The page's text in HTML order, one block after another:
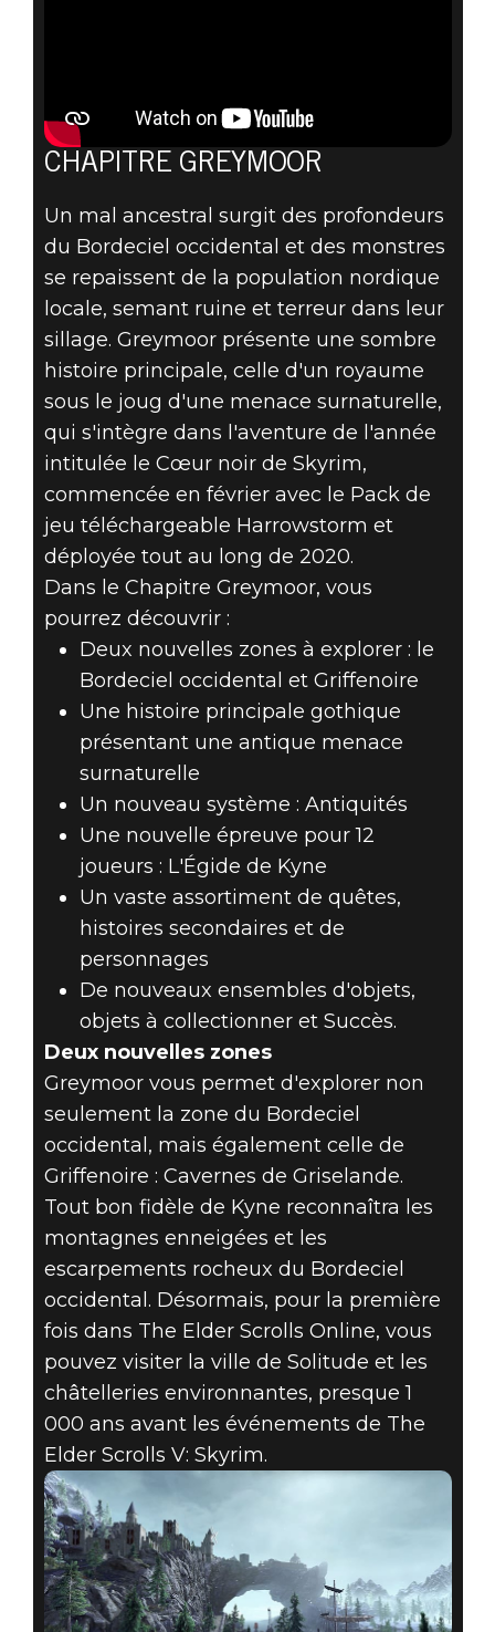
CHAPITRE GREYMOOR
Un mal ancestral surgit des profondeurs
du Bordeciel occidental et des monstres
se repaissent de la population nordique
locale, semant ruine et terreur dans leur
sillage. Greymoor présente une sombre
histoire principale, celle d'un royaume
sous le joug d'une menace surnaturelle,
qui s'intègre dans l'aventure de l'année
intitulée le Cœur noir de Skyrim,
commencée en février avec le Pack de
jeu téléchargeable Harrowstorm et
déployée tout au long de 2020.
Dans le Chapitre Greymoor, vous
pourrez découvrir :
Deux nouvelles zones à explorer : le
Bordeciel occidental et Griffenoire
Une histoire principale gothique
présentant une antique menace
surnaturelle
Un nouveau système : Antiquités
Une nouvelle épreuve pour 12
joueurs : L'Égide de Kyne
Un vaste assortiment de quêtes,
histoires secondaires et de
personnages
De nouveaux ensembles d'objets,
objets à collectionner et Succès.
Deux nouvelles zones
Greymoor vous permet d'explorer non
seulement la zone du Bordeciel
occidental, mais également celle de
Griffenoire : Cavernes de Griselande.
Tout bon fidèle de Kyne reconnaîtra les
montagnes enneigées et les
escarpements rocheux du Bordeciel
occidental. Désormais, pour la première
fois dans The Elder Scrolls Online, vous
pouvez visiter la ville de Solitude et les
châtelleries environnantes, presque 1
000 ans avant les événements de The
Elder Scrolls V: Skyrim.